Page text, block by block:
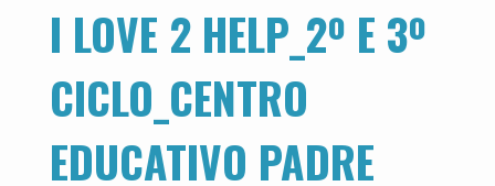
I LOVE 2 HELP_2º E 3º
CICLO_CENTRO
EDUCATIVO PADRE